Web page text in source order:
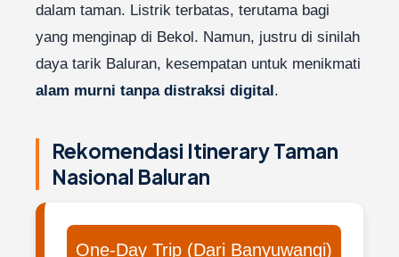
dalam taman. Listrik terbatas, terutama bagi
yang menginap di Bekol. Namun, justru di sinilah
daya tarik Baluran, kesempatan untuk menikmati
alam murni tanpa distraksi digital.
Rekomendasi Itinerary Taman
Nasional Baluran
One-Day Trip (Dari Banyuwangi)